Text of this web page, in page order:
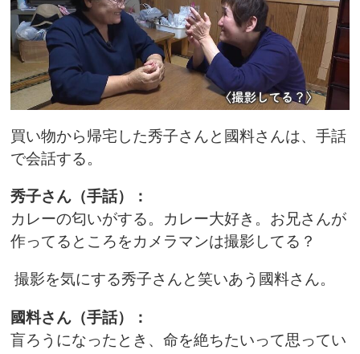
買い物から帰宅した秀子さんと國料さんは、手話
で会話する。
秀子さん（手話）：
カレーの匂いがする。カレー大好き。お兄さんが
作ってるところをカメラマンは撮影してる？
撮影を気にする秀子さんと笑いあう國料さん。
國料さん（手話）：
盲ろうになったとき、命を絶ちたいって思ってい